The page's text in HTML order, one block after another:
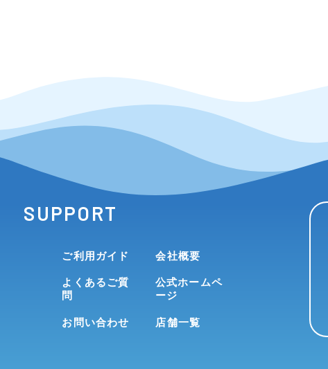
SUPPORT
ご利用ガイド
よくあるご質
問
お問い合わせ
会社概要
公式ホームペ
ージ
店舗一覧